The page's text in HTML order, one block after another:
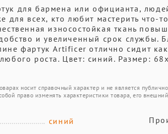
для бармена или официанта,
для всех, кто любит мастерить
износостойкая ткань
и увеличенный срок службы.
фартук Artificer отлично сидит
роста. Цвет: синий. Размер:
носит справочный характер и не является
право изменять характеристики товара, его
синий